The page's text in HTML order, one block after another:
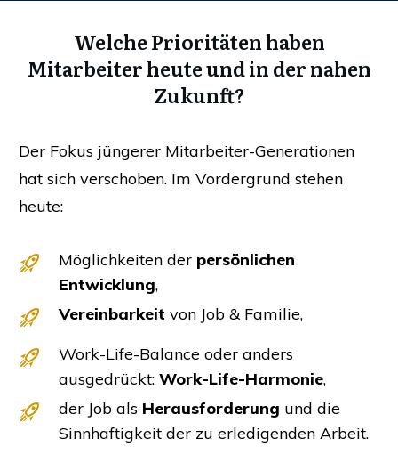
Welche Prioritäten haben
Mitarbeiter heute und in der nahen
Zukunft?
Der Fokus jüngerer Mitarbeiter-Generationen
hat sich verschoben. Im Vordergrund stehen
heute:
Möglichkeiten der persönlichen
Entwicklung,
Vereinbarkeit von Job & Familie,
Work-Life-Balance oder anders
ausgedrückt: Work-Life-Harmonie,
der Job als Herausforderung und die
Sinnhaftigkeit der zu erledigenden Arbeit.